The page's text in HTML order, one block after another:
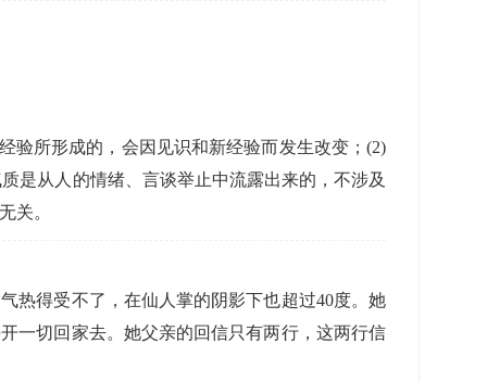
验所形成的，会因见识和新经验而发生改变；(2)
是从人的情绪、言谈举止中流露出来的，不涉及
关。
热得受不了，在仙人掌的阴影下也超过40度。她
一切回家去。她父亲的回信只有两行，这两行信